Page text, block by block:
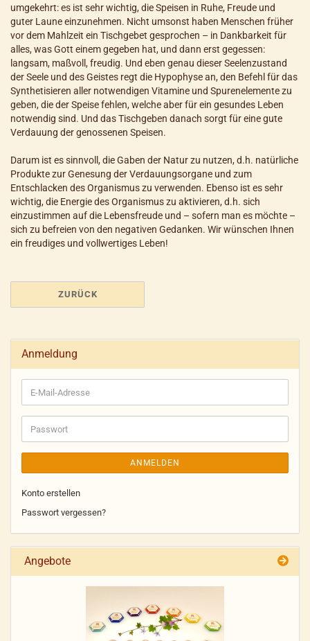
umgekehrt: es ist sehr wichtig, die Speisen in Ruhe, Freude und
guter Laune einzunehmen. Nicht umsonst haben Menschen früher
vor dem Mahlzeit ein Tischgebet gesprochen – in Dankbarkeit für
alles, was Gott einem gegeben hat, und dann erst gegessen:
langsam, maßvoll, freudig. Und eben genau dieser Seelenzustand
der Seele und des Geistes regt die Hypophyse an, den Befehl für das
Synthetisieren aller notwendigen Vitamine und Spurenelemente zu
geben, die der Speise fehlen, welche aber für ein gesundes Leben
notwendig sind. Und das Tischgeben danach sorgt für eine gute
Verdauung der genossenen Speisen.
Darum ist es sinnvoll, die Gaben der Natur zu nutzen, d.h. natürliche
Produkte zur Genesung der Verdauungsorgane und zum
Entschlacken des Organismus zu verwenden. Ebenso ist es sehr
wichtig, die Energie des Organismus zu aktivieren, d.h. sich
einzustimmen auf die Lebensfreude und – sofern man es möchte –
sich zu befreien von den negativen Gedanken. Wir wünschen Ihnen
ein freudiges und vollwertiges Leben!
ZURÜCK
Anmeldung
E-
Mail-
Adresse
Passwort
ANMELDEN
Konto erstellen
Passwort vergessen?
Angebote